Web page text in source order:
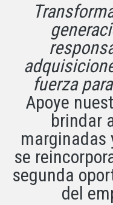
fuerza
Apoye
brindar
marginadas
se
segunda
del